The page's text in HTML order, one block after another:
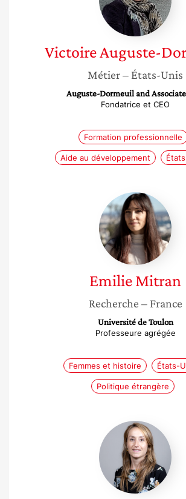
VictoireAuguste-
Métier– États-Unis
Auguste-Dormeuil and
Fondatrice et CEO
Formation professionnelle
Aide au développement
Emilie
Mitran
EmilieMitran
Recherche – France
Université de Toulon
Professeure agrégée
Femmes et histoire États-
Politique étrangère
Claire
Rabès